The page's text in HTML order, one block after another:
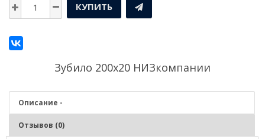
КУПИТЬ
Зубило 200х20 НИЗкомпании
Описание -
Отзывов (0)